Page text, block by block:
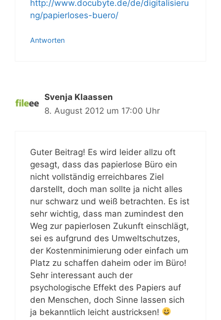
http://www.docubyte.de/de/digitalisieru
ng/papierloses-buero/
Antworten
Svenja Klaassen
8. August 2012 um 17:00 Uhr
Guter Beitrag! Es wird leider allzu oft
gesagt, dass das papierlose Büro ein
nicht vollständig erreichbares Ziel
darstellt, doch man sollte ja nicht alles
nur schwarz und weiß betrachten. Es ist
sehr wichtig, dass man zumindest den
Weg zur papierlosen Zukunft einschlägt,
sei es aufgrund des Umweltschutzes,
der Kostenminimierung oder einfach um
Platz zu schaffen daheim oder im Büro!
Sehr interessant auch der
psychologische Effekt des Papiers auf
den Menschen, doch Sinne lassen sich
ja bekanntlich leicht austricksen!